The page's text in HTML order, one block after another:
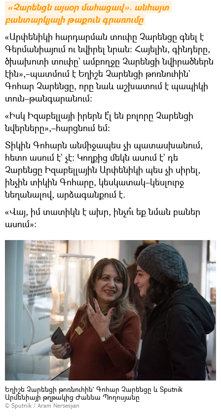
«Չարենցն այսօր մահացավ». անհայտ
բանտարկյալի թաքուն գրառումը
«Արփենիկի հարդարման տուփը Չարենցը գնել է
Գերմանիայում ու նվիրել նրան։ Հայելին, գինդերը,
ծխախոտի տուփը` ամբողջը Չարենցի նվիրածներն
էին»,–պատմում է Եղիշե Չարենցի թոռնուհին`
Գոհար Չարենցը, որը նաև աշխատում է պապիկի
տուն–թանգարանում։
«Իսկ Իզաբելլայի իրերն է՞լ են բոլորը Չարենցի
նվերները»,–հարցնում եմ։
Տիկին Գոհարն անմիջապես չի պատասխանում,
հետո ասում է` չէ։ Կողքից մեկն ասում է` դե
Չարենցը Իզաբելլային Արփենիկի պես չի սիրել,
ինչին տիկին Գոհարը, կեսկատակ–կեսլուրջ
նեղանալով, արձագանքում է.
«Վայ, իմ տատիկն է ախր, ինչո՞ւ եք նման բաներ
ասում»։
Եղիշե Չարենցի թոռնուհին` Գոհար Չարենցը և Sputnik
Արմենիայի թղթակից Ժաննա Պողոսյանը
© Sputnik / Aram Nersesyan